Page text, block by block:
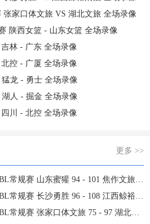
张家口体文旅 VS 湖北文旅 全场录像
陕西女篮 - 山东女篮 全场录像
吉林 - 广东 全场录像
北控 - 广厦 全场录像
猛龙 - 勇士 全场录像
湖人 - 掘金 全场录像
四川 - 北控 全场录像
更多 >>
规赛 山东蜜獾 94 - 101 焦作文旅 全场集锦
赛 长沙勇胜 96 - 108 江西鲸裕清酒 全场集锦
赛 张家口体文旅 75 - 97 湖北文旅 全场集锦